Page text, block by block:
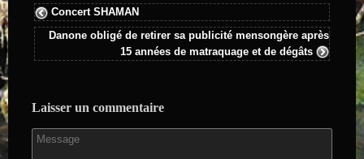
Concert SHAMAN
Danone obligé de retirer sa publicité mensongère après
15 années de matraquage et de dégâts
Laisser un commentaire